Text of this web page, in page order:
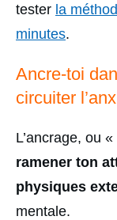
tester la
minutes.
Ancre-toi
circuiter
L’ancrage, ou
ramener ton
physiques
mentale.